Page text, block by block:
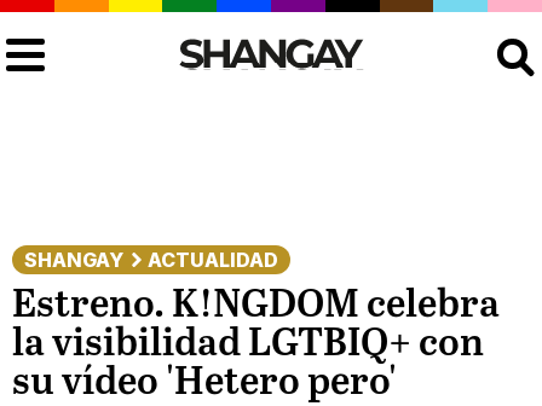
SHANGAY ACTUALIDAD
Estreno. K!NGDOM celebra
la visibilidad LGTBIQ+ con
su vídeo 'Hetero pero'